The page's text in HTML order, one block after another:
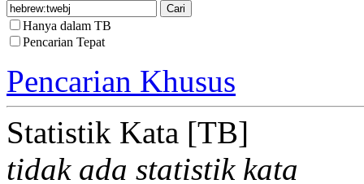
Hanya dalam TB
Pencarian Tepat
Pencarian Khusus
Statistik Kata [TB]
tidak ada statistik kata